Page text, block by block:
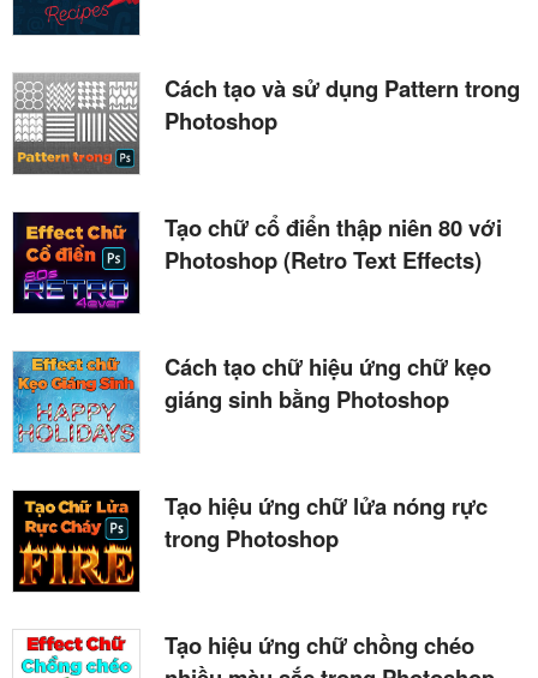
Cách tạo và sử dụng Pattern trong
Photoshop
Tạo chữ cổ điển thập niên 80 với
Photoshop (Retro Text Effects)
Cách tạo chữ hiệu ứng chữ kẹo
giáng sinh bằng Photoshop
Tạo hiệu ứng chữ lửa nóng rực
trong Photoshop
Tạo hiệu ứng chữ chồng chéo